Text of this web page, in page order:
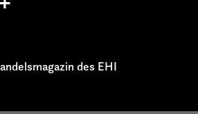
des EHI